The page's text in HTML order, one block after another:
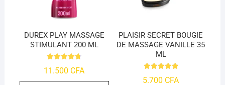
DUREX PLAY MASSAGE
STIMULANT 200 ML
4.76
11.500 CFA
PLAISIR SECRET BOUGIE
DE MASSAGE VANILLE 35
ML
4.9
5.700 CFA